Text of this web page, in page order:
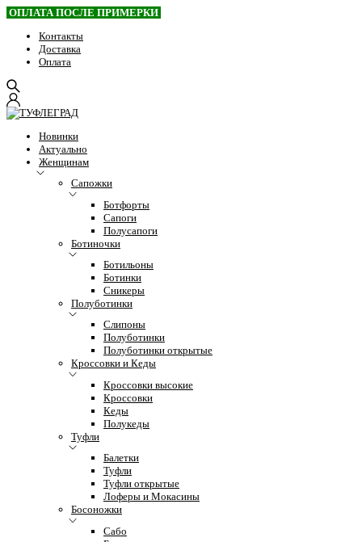
ОПЛАТА ПОСЛЕ ПРИМЕРКИ
Контакты
Доставка
Оплата
Новинки
Актуально
Женщинам
Сапожки
Ботфорты
Сапоги
Полусапоги
Ботиночки
Ботильоны
Ботинки
Сникеры
Полуботинки
Слипоны
Полуботинки
Полуботинки открытые
Кроссовки и Кеды
Кроссовки высокие
Кроссовки
Кеды
Полукеды
Туфли
Балетки
Туфли
Туфли открытые
Лоферы и Мокасины
Босоножки
Сабо